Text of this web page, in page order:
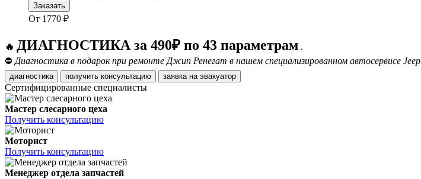
Заказать
От 1770 ₽
🔥 ДИАГНОСТИКА за 490₽ по 43 параметрам .
⛔ Диагностика в подарок при ремонте Джип Ренегат в нашем специализированном автосервисе Jeep
диагностика получить консультацию заявка на эвакуатор
Сертифицированные специалисты
Мастер слесарного цеха
Получить консультацию
Моторист
Получить консультацию
Менеджер отдела запчастей